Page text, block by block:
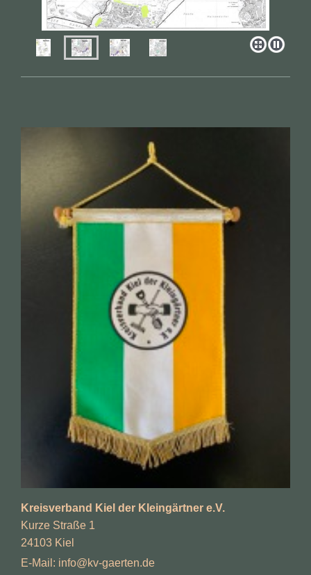
Kreisverband Kiel der Kleingärtner e.V.
Kurze Straße 1
24103 Kiel
E-Mail: info@kv-gaerten.de